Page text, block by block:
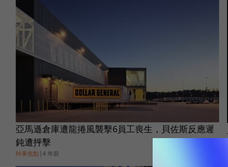
亞馬遜倉庫遭龍捲風襲擊6員工喪生，貝佐斯反應遲
鈍遭抨擊
時事焦點 |4 年前